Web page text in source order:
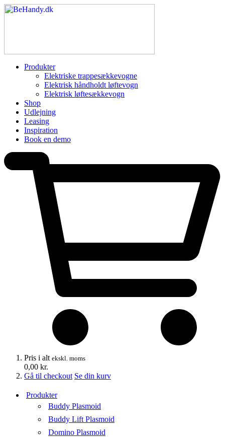
Produkter
Elektriske trappesækkevogne
Elektrisk håndholdt løftevogn
Elektrisk løftesækkevogn
Shop
Udlejning
Leasing
Inspiration
Book en demo
Pris i alt ekskl. moms
0,00 kr.
Gå til checkout Se din kurv
Produkter
Buddy Plasmoid
Buddy Lift Plasmoid
Domino Plasmoid